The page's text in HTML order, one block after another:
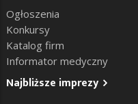
Ogłoszenia
Konkursy
Katalog firm
Informator medyczny
Najbliższe imprezy